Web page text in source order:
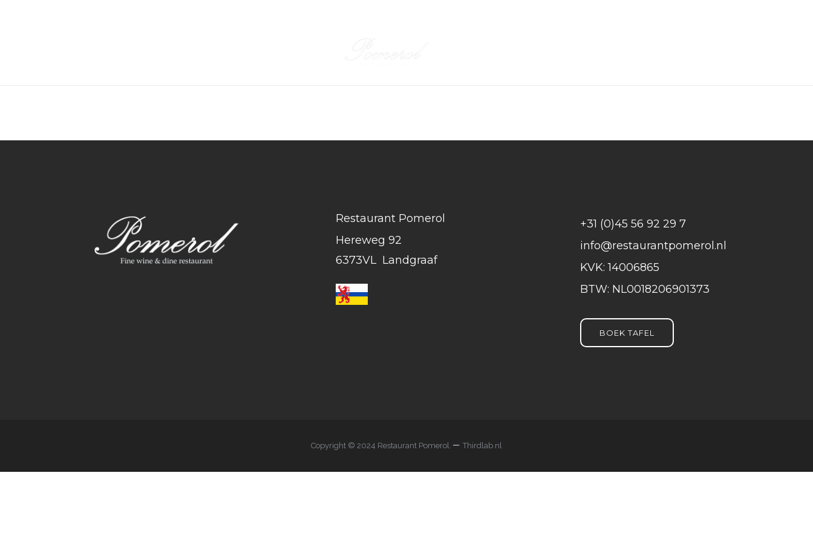
Restaurant Pomerol
Hereweg 92
6373VL Landgraaf
+31 (0)45 56 92 29 7
info@restaurantpomerol.nl
KVK: 14006865
BTW: NL0018206901373
BOEK TAFEL
Copyright © 2024 Restaurant Pomerol. Thirdlab.nl